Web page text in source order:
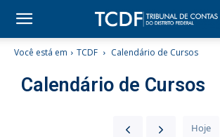
Você está em TCDF Calendário de Cursos
Calendário de Cursos
Hoje